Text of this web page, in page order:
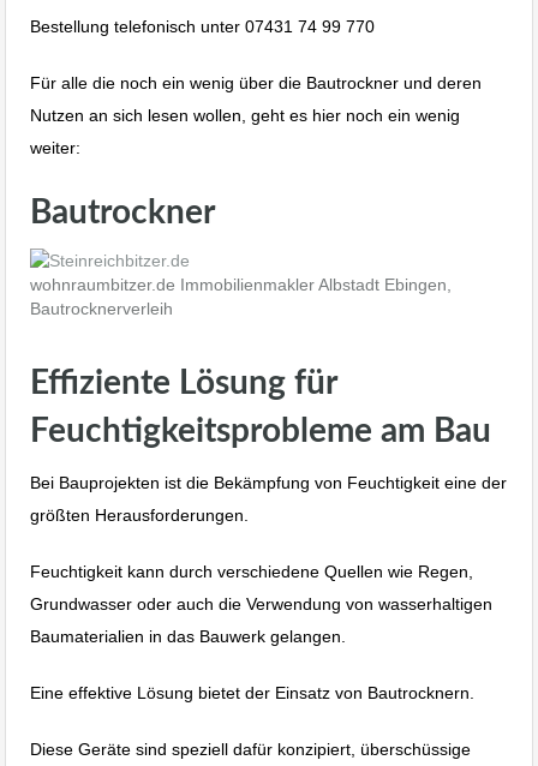
Bestellung telefonisch unter 07431 74 99 770
Für alle die noch ein wenig über die Bautrockner und deren
Nutzen an sich lesen wollen, geht es hier noch ein wenig
weiter:
Bautrockner
wohnraumbitzer.de Immobilienmakler Albstadt Ebingen,
Bautrocknerverleih
Effiziente Lösung für
Feuchtigkeitsprobleme am Bau
Bei Bauprojekten ist die Bekämpfung von Feuchtigkeit eine der
größten Herausforderungen.
Feuchtigkeit kann durch verschiedene Quellen wie Regen,
Grundwasser oder auch die Verwendung von wasserhaltigen
Baumaterialien in das Bauwerk gelangen.
Eine effektive Lösung bietet der Einsatz von Bautrocknern.
Diese Geräte sind speziell dafür konzipiert, überschüssige